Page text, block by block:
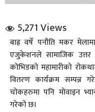
संवाद
5,271 Views
बाह्र वर्षे पनौति मकर
एजुकेशनले सामाजिक उत्तर
कोभिडको महामारीको
वितरण कार्यक्रम
चोकहरुमा पनि मोवाइन
गरेको छ।